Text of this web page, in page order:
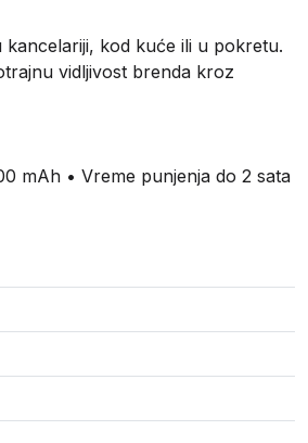
kod kuće ili u pokretu.
vidljivost brenda kroz
mAh • Vreme punjenja do 2 sata